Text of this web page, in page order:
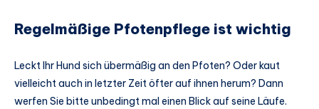
Regelmäßige Pfotenpflege ist wichtig
Leckt Ihr Hund sich übermäßig an den Pfoten? Oder kaut
vielleicht auch in letzter Zeit öfter auf ihnen herum? Dann
werfen Sie bitte unbedingt mal einen Blick auf seine Läufe.